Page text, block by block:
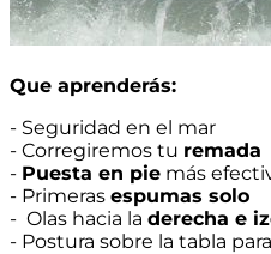
Que aprenderás:
- Seguridad en el mar
- Corregiremos tu remada
- Puesta en pie más
- Primeras espumas solo
- Olas hacia la derecha e
- Postura sobre la tabla